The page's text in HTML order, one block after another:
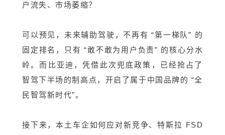
户流失、市场萎缩？
可以预见，未来辅助驾驶，不再有 “第一梯队” 的
固定排名，只有 “敢不敢为用户负责” 的核心分水
岭。而比亚迪，凭借此次兜底政策，已经抢占了
智驾下半场的制高点，开启了属于中国品牌的 “全
民智驾新时代”。
接下来，本土车企如何应对新竞争、特斯拉 FSD